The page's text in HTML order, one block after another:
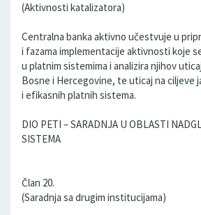
(Aktivnosti katalizatora)
Centralna banka aktivno učestvuje u
i fazama implementacije aktivnosti koje
u platnim sistemima i analizira njihov
Bosne i Hercegovine, te uticaj na ciljeve
i efikasnih platnih sistema.
DIO PETI – SARADNJA U OBLASTI
SISTEMA
Član 20.
(Saradnja sa drugim institucijama)